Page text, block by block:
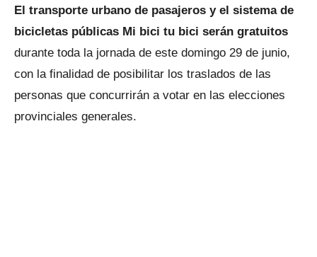
El transporte urbano de pasajeros y el sistema de
bicicletas públicas Mi bici tu bici serán gratuitos
durante toda la jornada de este domingo 29 de junio,
con la finalidad de posibilitar los traslados de las
personas que concurrirán a votar en las elecciones
provinciales generales.